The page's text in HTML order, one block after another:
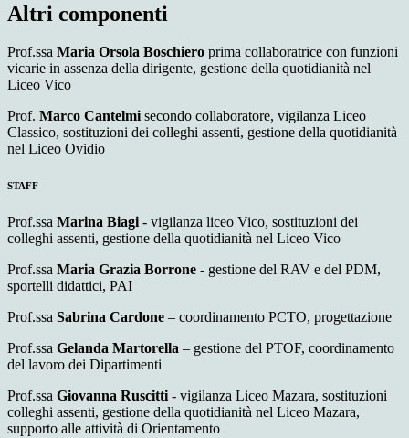
Altri componenti
Prof.ssa Maria Orsola Boschiero prima collaboratrice con funzioni
vicarie in assenza della dirigente, gestione della quotidianità nel
Liceo Vico
Prof. Marco Cantelmi secondo collaboratore, vigilanza Liceo
Classico, sostituzioni dei colleghi assenti, gestione della quotidianità
nel Liceo Ovidio
STAFF
Prof.ssa Marina Biagi - vigilanza liceo Vico, sostituzioni dei
colleghi assenti, gestione della quotidianità nel Liceo Vico
Prof.ssa Maria Grazia Borrone - gestione del RAV e del PDM,
sportelli didattici, PAI
Prof.ssa Sabrina Cardone – coordinamento PCTO, progettazione
Prof.ssa Gelanda Martorella – gestione del PTOF, coordinamento
del lavoro dei Dipartimenti
Prof.ssa Giovanna Ruscitti - vigilanza Liceo Mazara, sostituzioni
colleghi assenti, gestione della quotidianità nel Liceo Mazara,
supporto alle attività di Orientamento